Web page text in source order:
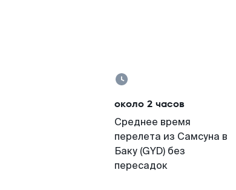
около 2 часов
Среднее время
перелета из Самсуна в
Баку (GYD) без
пересадок